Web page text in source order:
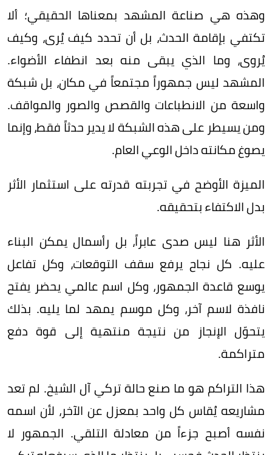
وهذه هي صناعة المشهد بمعناها الحقيقي؛ ألا
تكتفي بإقامة الحدث، بل أن تحدد كيف يُرى، وكيف
يُروى، وما الذي يبقى منه بعد انطفاء الأضواء.
المشهد ليس جمهوراً مجتمعاً في مكان، بل شبكة
واسعة من الانطباعات والقصص والصور والمواقف.
ومن يسيطر على هذه الشبكة لا يدير حدثاً فقط، وإنما
يصوغ مكانته داخل الوعي العام.
الميزة الأوضح في تجربته قدرته على استثمار الأثر
بدل الاكتفاء بتحقيقه.
الأثر هنا ليس صدى عابراً، بل رأسمال يمكن البناء
عليه. كل نجاح يرفع سقف التوقعات، وكل تفاعل
يوسع قاعدة الجمهور، وكل اسم عالمي يحضر يفتح
نافذة لاسم آخر، وكل موسم يمهد لما يليه. بذلك
يتحوّل الإنجاز من نتيجة منتهية إلى قوة دفع
متراكمة.
هذا التراكم هو ما صنع حالة تركي آل الشيخ. لم تعد
مشاريعه يُقاس كل واحد بمعزل عن الآخر، لأن اسمه
نفسه أصبح جزءاً من معادلة التلقي. الجمهور لا